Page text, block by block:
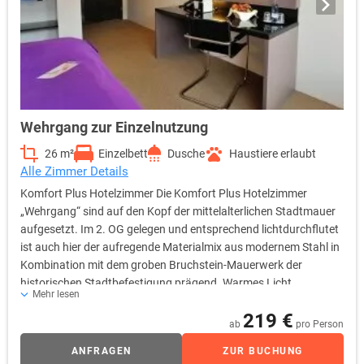
Wehrgang zur Einzelnutzung
26 m² Einzelbett Dusche Haustiere erlaubt
Alle Zimmer Details
Komfort Plus Hotelzimmer Die Komfort Plus Hotelzimmer
„Wehrgang“ sind auf den Kopf der mittelalterlichen Stadtmauer
aufgesetzt. Im 2. OG gelegen und entsprechend lichtdurchflutet
ist auch hier der aufregende Materialmix aus modernem Stahl in
Kombination mit dem groben Bruchstein-Mauerwerk der
historischen Stadtbefestigung prägend. Warmes Licht,
harmonische Stoffe und frische Accessoires sorgen für die
Balance der Materialkontraste und für ein behagliches
Wohlgefühl. Eine weitere Besonderheit dieser Zimmer ist der
originelle Zugang zur Loggia. Über zwei kleine Stufen
Mehr lesen
ab 219 € pro Person
ANFRAGEN ZUR BUCHUNG